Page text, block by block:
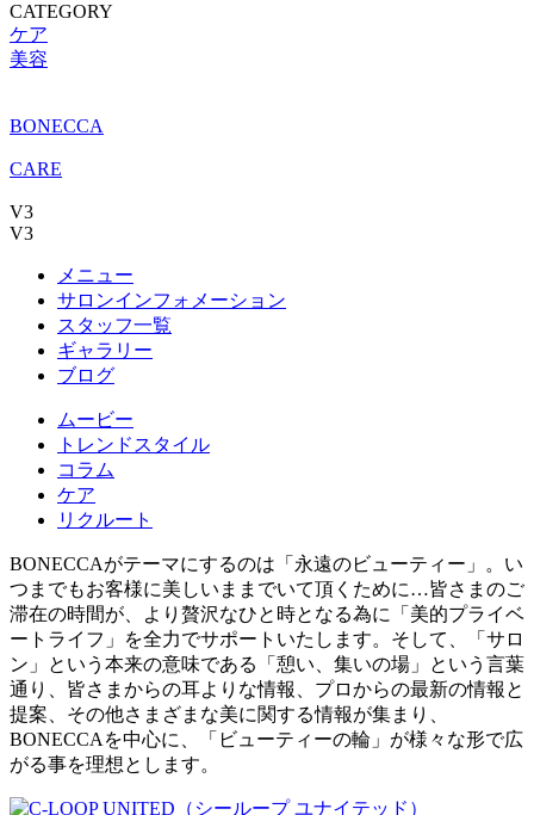
CATEGORY
ケア
美容
BONECCA
CARE
V3
V3
メニュー
サロンインフォメーション
スタッフ一覧
ギャラリー
ブログ
ムービー
トレンドスタイル
コラム
ケア
リクルート
BONECCAがテーマにするのは「永遠のビューティー」。い
つまでもお客様に美しいままでいて頂くために…皆さまのご
滞在の時間が、より贅沢なひと時となる為に「美的プライベ
ートライフ」を全力でサポートいたします。そして、「サロ
ン」という本来の意味である「憩い、集いの場」という言葉
通り、皆さまからの耳よりな情報、プロからの最新の情報と
提案、その他さまざまな美に関する情報が集まり、
BONECCAを中心に、「ビューティーの輪」が様々な形で広
がる事を理想とします。